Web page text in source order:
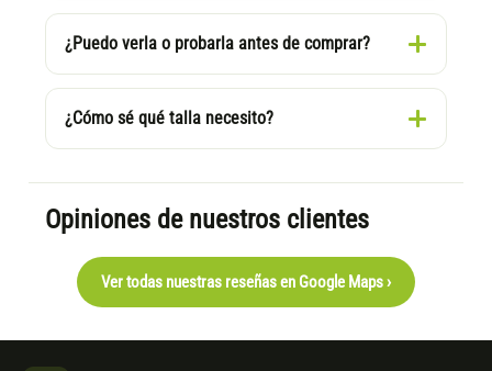
¿Puedo verla o probarla antes de comprar?
¿Cómo sé qué talla necesito?
Opiniones de nuestros clientes
Ver todas nuestras reseñas en Google Maps ›